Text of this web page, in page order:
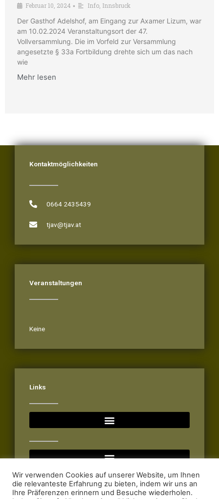
Februar 10, 2024 • Info, Innsbruck
Der Gasthof Adelshof, am Eingang zur Axamer Lizum, war
am 10.02.2024 Veranstaltungsort der 47.
Vollversammlung. Die im Vorfeld zur Versammlung
angesetzte § 33a Fortbildung drehte sich um das nach
wie
Mehr lesen
Kontaktmöglichkeiten
0664 2435439
tjav@tjav.at
Veranstaltungen
Keine
Links
Wir verwenden Cookies auf unserer Website, um Ihnen
die relevanteste Erfahrung zu bieten, indem wir uns an
Ihre Präferenzen erinnern und Besuche wiederholen.